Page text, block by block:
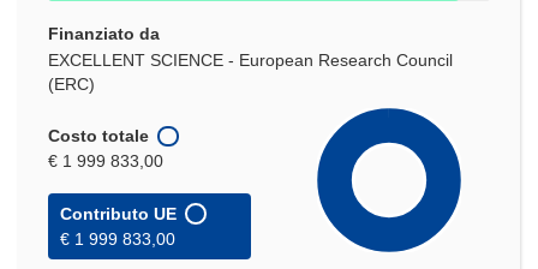
Finanziato da
EXCELLENT SCIENCE - European Research Council
(ERC)
Costo totale
€ 1 999 833,00
Contributo UE
€ 1 999 833,00